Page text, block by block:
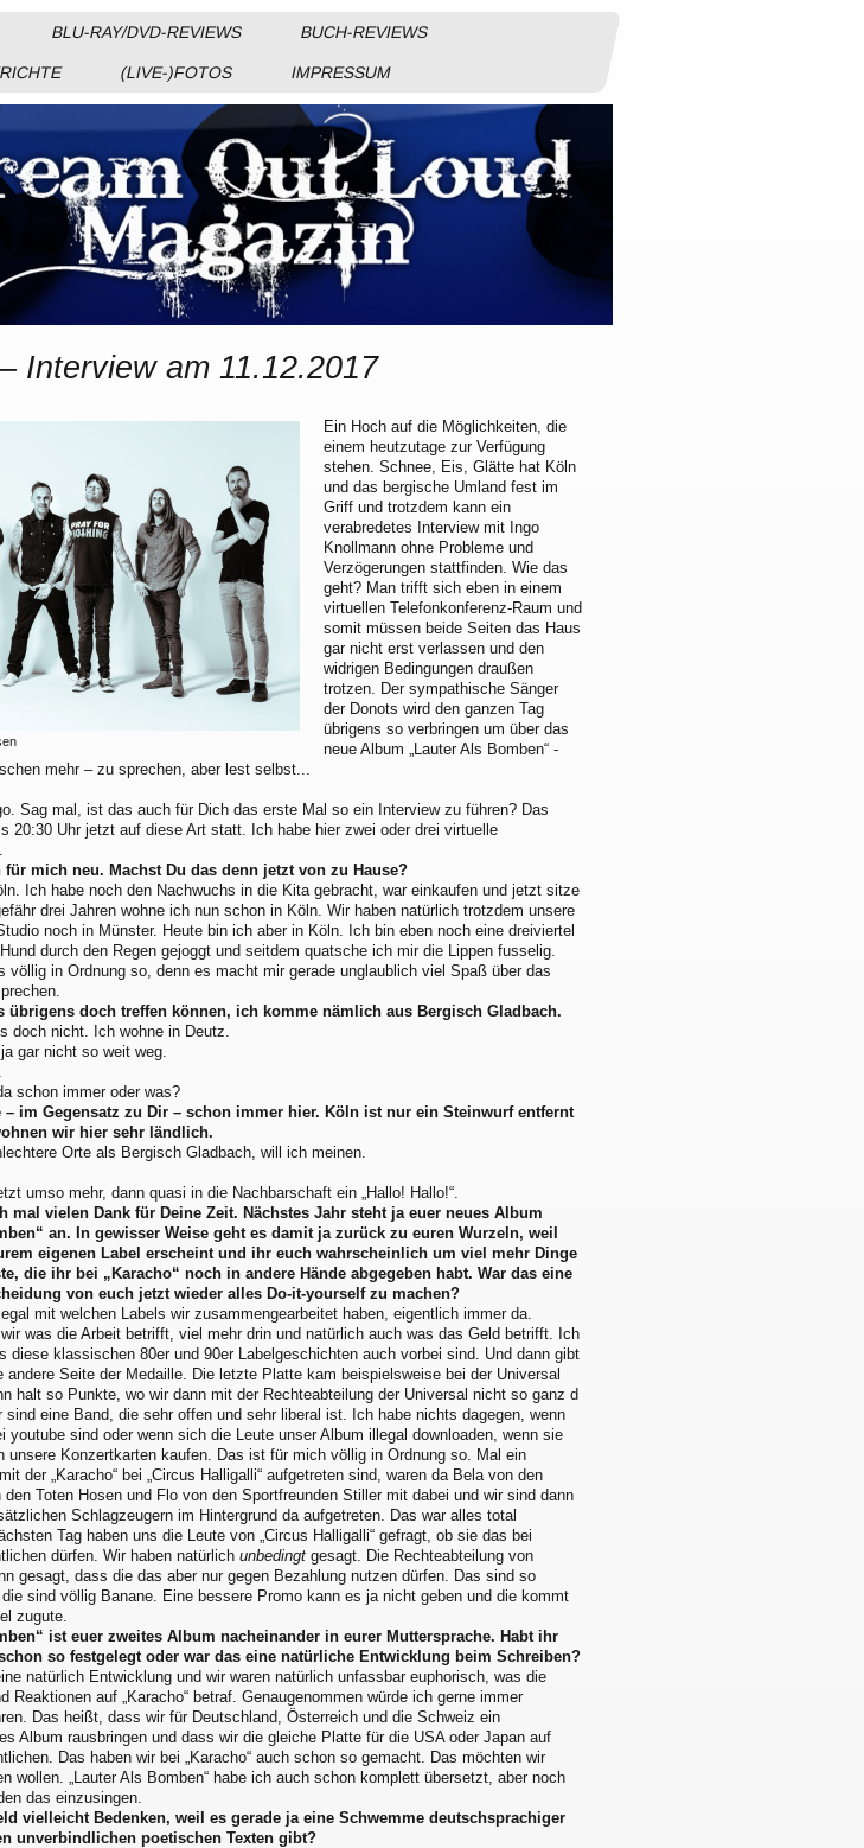
BLU-RAY/DVD-REVIEWS BUCH-REVIEWS
(LIVE-)FOTOS IMPRESSUM
Interview am 11.12.2017
Ein Hoch auf die Möglichkeiten, die
einem heutzutage zur Verfügung
stehen. Schnee, Eis, Glätte hat Köln
und das bergische Umland fest im
Griff und trotzdem kann ein
verabredetes Interview mit Ingo
Knollmann ohne Probleme und
Verzögerungen stattfinden. Wie das
geht? Man trifft sich eben in einem
virtuellen Telefonkonferenz-Raum und
somit müssen beide Seiten das Haus
gar nicht erst verlassen und den
widrigen Bedingungen draußen
trotzen. Der sympathische Sänger
der Donots wird den ganzen Tag
übrigens so verbringen um über das
neue Album „Lauter Als Bomben“ -
mehr – zu sprechen, aber lest selbst...
Sag mal, ist das auch für Dich das erste Mal so ein Interview zu führen? Das
20:30 Uhr jetzt auf diese Art statt. Ich habe hier zwei oder drei virtuelle
für mich neu. Machst Du das denn jetzt von zu Hause?
Ich habe noch den Nachwuchs in die Kita gebracht, war einkaufen und jetzt sitze
drei Jahren wohne ich nun schon in Köln. Wir haben natürlich trotzdem unsere
noch in Münster. Heute bin ich aber in Köln. Ich bin eben noch eine dreiviertel
durch den Regen gejoggt und seitdem quatsche ich mir die Lippen fusselig.
völlig in Ordnung so, denn es macht mir gerade unglaublich viel Spaß über das
übrigens doch treffen können, ich komme nämlich aus Bergisch Gladbach.
doch nicht. Ich wohne in Deutz.
gar nicht so weit weg.
schon immer oder was?
– im Gegensatz zu Dir – schon immer hier. Köln ist nur ein Steinwurf entfernt
wir hier sehr ländlich.
Orte als Bergisch Gladbach, will ich meinen.
umso mehr, dann quasi in die Nachbarschaft ein „Hallo! Hallo!“.
mal vielen Dank für Deine Zeit. Nächstes Jahr steht ja euer neues Album
an. In gewisser Weise geht es damit ja zurück zu euren Wurzeln, weil
eigenen Label erscheint und ihr euch wahrscheinlich um viel mehr Dinge
die ihr bei „Karacho“ noch in andere Hände abgegeben habt. War das eine
von euch jetzt wieder alles Do-it-yourself zu machen?
mit welchen Labels wir zusammengearbeitet haben, eigentlich immer da.
was die Arbeit betrifft, viel mehr drin und natürlich auch was das Geld betrifft. Ich
diese klassischen 80er und 90er Labelgeschichten auch vorbei sind. Und dann gibt
andere Seite der Medaille. Die letzte Platte kam beispielsweise bei der Universal
halt so Punkte, wo wir dann mit der Rechteabteilung der Universal nicht so ganz d
sind eine Band, die sehr offen und sehr liberal ist. Ich habe nichts dagegen, wenn
youtube sind oder wenn sich die Leute unser Album illegal downloaden, wenn sie
unsere Konzertkarten kaufen. Das ist für mich völlig in Ordnung so. Mal ein
der „Karacho“ bei „Circus Halligalli“ aufgetreten sind, waren da Bela von den
Toten Hosen und Flo von den Sportfreunden Stiller mit dabei und wir sind dann
Schlagzeugern im Hintergrund da aufgetreten. Das war alles total
Tag haben uns die Leute von „Circus Halligalli“ gefragt, ob sie das bei
dürfen. Wir haben natürlichunbedingt gesagt. Die Rechteabteilung von
gesagt, dass die das aber nur gegen Bezahlung nutzen dürfen. Das sind so
sind völlig Banane. Eine bessere Promo kann es ja nicht geben und die kommt
zugute.
ist euer zweites Album nacheinander in eurer Muttersprache. Habt ihr
so festgelegt oder war das eine natürliche Entwicklung beim Schreiben?
natürlich Entwicklung und wir waren natürlich unfassbar euphorisch, was die
Reaktionen auf „Karacho“ betraf. Genaugenommen würde ich gerne immer
Das heißt, dass wir für Deutschland, Österreich und die Schweiz ein
Album rausbringen und dass wir die gleiche Platte für die USA oder Japan auf
Das haben wir bei „Karacho“ auch schon so gemacht. Das möchten wir
wollen. „Lauter Als Bomben“ habe ich auch schon komplett übersetzt, aber noch
das einzusingen.
vielleicht Bedenken, weil es gerade ja eine Schwemme deutschsprachiger
unverbindlichen poetischen Texten gibt?